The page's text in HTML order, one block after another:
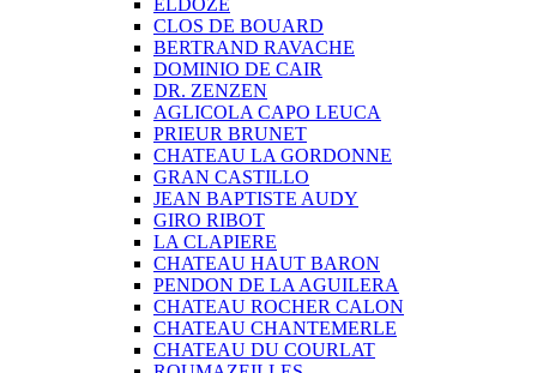
ELDOZE
CLOS DE BOUARD
BERTRAND RAVACHE
DOMINIO DE CAIR
DR. ZENZEN
AGLICOLA CAPO LEUCA
PRIEUR BRUNET
CHATEAU LA GORDONNE
GRAN CASTILLO
JEAN BAPTISTE AUDY
GIRO RIBOT
LA CLAPIERE
CHATEAU HAUT BARON
PENDON DE LA AGUILERA
CHATEAU ROCHER CALON
CHATEAU CHANTEMERLE
CHATEAU DU COURLAT